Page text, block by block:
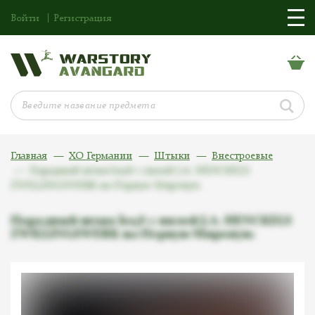
Войти Регистрация
Главная ХО Германии Штыки
Внестроевые
Парадный штык ks98 с пилой J.A. HENCKELS
ZWILLINGSWERK на Первую Мировую.